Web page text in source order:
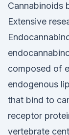
Cannabinoids
Extensive
composed of
endogenous
that bind to
receptor
vertebrate